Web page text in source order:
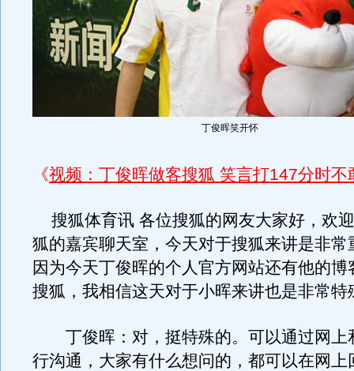
丁俊晖笑开怀
《视频：丁俊晖做客搜狐 笑言打147分时不
搜狐体育讯 各位搜狐的网友大家好，欢
狐的嘉宾聊天室，今天对于搜狐来讲是非常
因为今天丁俊晖的个人官方网站还有他的博
搜狐，我相信这天对于小晖来讲也是非常特
丁俊晖：对，挺特殊的。可以通过网上
行沟通，大家有什么想问的，都可以在网上